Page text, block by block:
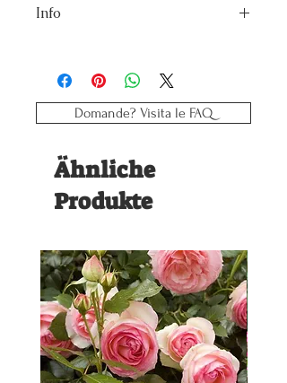
Info
Esposizione: Mezz'ombra
Domande? Visita le FAQ
Ähnliche
Produkte